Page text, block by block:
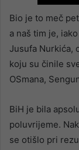
Bio je to meč
a naš tim je,
Jusufa Nurkića,
koju su činile
OSmana,
BiH je bila
poluvrijeme.
se otišlo pri